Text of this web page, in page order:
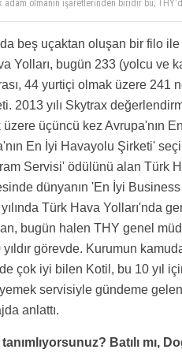
yıl mı? 2013-1923=90 yıl, gerisi?
Kotil,THY uçuş akademisi 2011 ve 2013
alıyor hem de 18-55 yaş aralığında.THY
düşünürken,siz neden 30'da
Hani sizin meşhur şu Safiye Ademoğlu
ilanda bunu en azından 35
üstü adamdan pilot olmaz mı.Peki
bir türlü anlamış değiliz.2014 ilanında
olsun farklı dünya ve siyasi
sayılı iyi hava yollarından biri
,Thy 'yi kullanmıyanları ısrarla kullanın
değil iyi olmak gerek dünya zaten
iyiyiz diye reklam yapmanızdan belli.
ne durumda hiç düşünüyormusunuz
çalıştırmak istiyor Kabin ise çalışmamak,
beye bir daha sorarmisiniz kacirilan pilotlar
bizden saklanan baska pilotlarda mi
de rahmetli babaannem söylerdi, bu dünyada
Genel Müdürlüğüne, Şirkete yeni başlayan
bu kesintileri durdurun, ya da kişinin
adam olmanın işaretlerinden biridir bu;
görürsünüz.
beş uçaktan oluşan bir filo
Yolları, bugün 233 (yolcu ve
44 yurtiçi olmak üzere 241
2013 yılı Skytrax
üçüncü kez Avrupa'nın
En İyi Havayolu Şirketi'
Servisi' ödülünü alan Türk
dünyanın 'En İyi
Türk Hava Yolları'nda
bugün halen THY genel
görevde. Kurumun
çok iyi bilen Kotil, bu 10 yıl
yemek servisiyle gündeme
anlattı.
Batılı mı,